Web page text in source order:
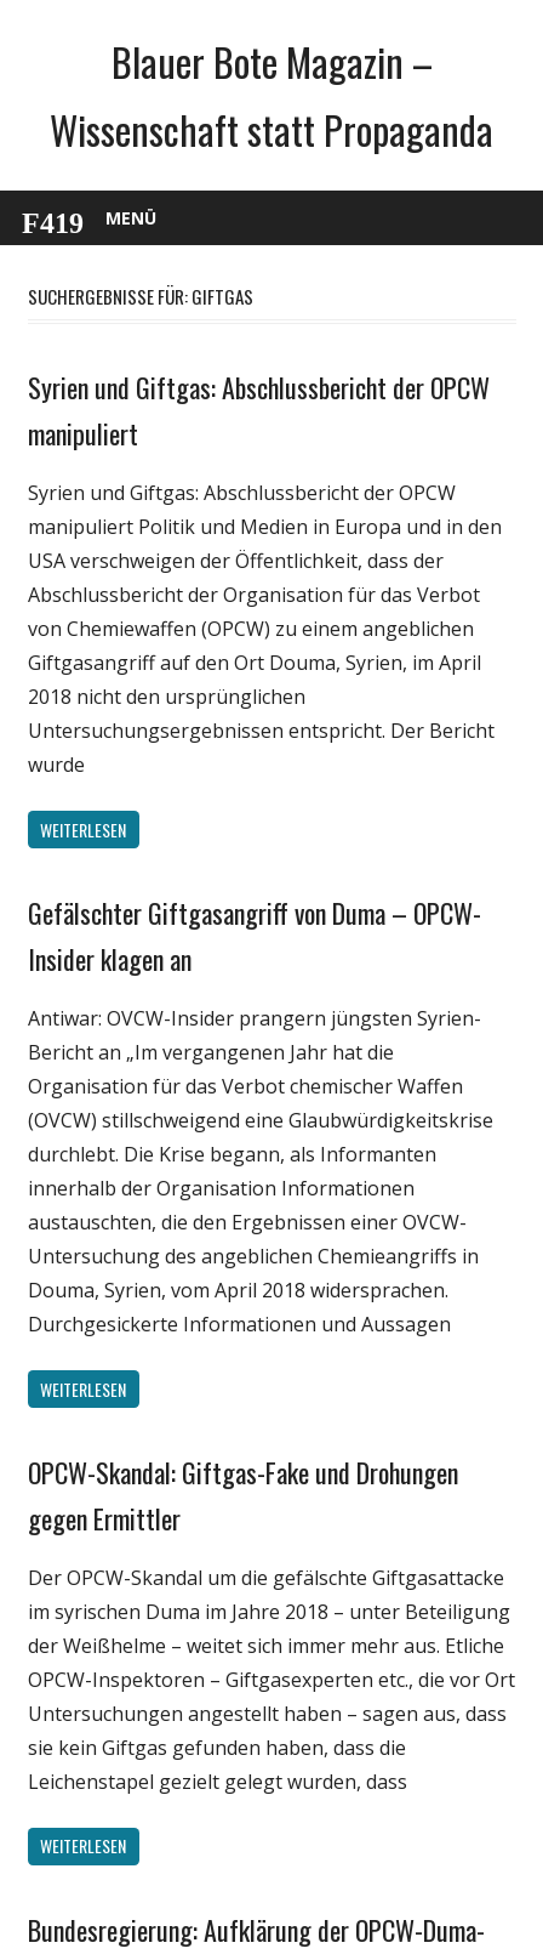
Blauer Bote Magazin –
Wissenschaft statt Propaganda
MENÜ
SUCHERGEBNISSE FÜR:GIFTGAS
Gesellschaft
Medien
Politik
Wissenschaft
Syrien und Giftgas: Abschlussbericht der OPCW
manipuliert
Syrien und Giftgas: Abschlussbericht der OPCW
manipuliert Politik und Medien in Europa und in den
USA verschweigen der Öffentlichkeit, dass der
Abschlussbericht der Organisation für das Verbot
von Chemiewaffen (OPCW) zu einem angeblichen
Giftgasangriff auf den Ort Douma, Syrien, im April
2018 nicht den ursprünglichen
Untersuchungsergebnissen entspricht. Der Bericht
wurde
WEITERLESEN
Gesellschaft
Medien
Wirtschaft
Wissenschaft
Gefälschter Giftgasangriff von Duma – OPCW-
Insider klagen an
Antiwar: OVCW-Insider prangern jüngsten Syrien-
Bericht an „Im vergangenen Jahr hat die
Organisation für das Verbot chemischer Waffen
(OVCW) stillschweigend eine Glaubwürdigkeitskrise
durchlebt. Die Krise begann, als Informanten
innerhalb der Organisation Informationen
austauschten, die den Ergebnissen einer OVCW-
Untersuchung des angeblichen Chemieangriffs in
Douma, Syrien, vom April 2018 widersprachen.
Durchgesickerte Informationen und Aussagen
WEITERLESEN
Gesellschaft
Politik
Wissenschaft
OPCW-Skandal: Giftgas-Fake und Drohungen
gegen Ermittler
Der OPCW-Skandal um die gefälschte Giftgasattacke
im syrischen Duma im Jahre 2018 – unter Beteiligung
der Weißhelme – weitet sich immer mehr aus. Etliche
OPCW-Inspektoren – Giftgasexperten etc., die vor Ort
Untersuchungen angestellt haben – sagen aus, dass
sie kein Giftgas gefunden haben, dass die
Leichenstapel gezielt gelegt wurden, dass
WEITERLESEN
Gesellschaft
Bundesregierung: Aufklärung der OPCW-Duma-